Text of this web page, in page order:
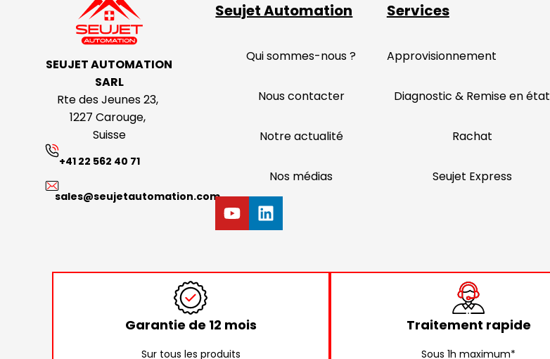
SEUJET AUTOMATION
SARL
Rte des Jeunes 23,
1227 Carouge,
Suisse
+41 22 562 40 71
sales@seujetautomation.com
Seujet Automation
Qui sommes-nous ?
Nous contacter
Notre actualité
Nos médias
Services
Approvisionnement
Diagnostic & Remise en état
Rachat
Seujet Express
Garantie de 12 mois
Sur tous les produits
Traitement rapide
Sous 1h maximum*